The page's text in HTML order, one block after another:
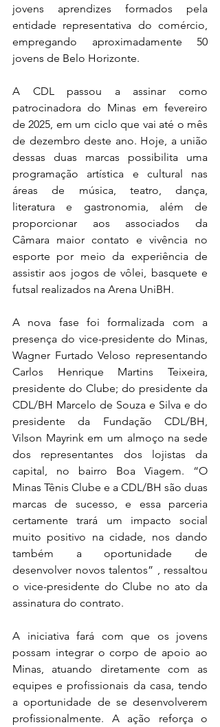
jovens aprendizes formados pela
entidade representativa do comércio,
empregando aproximadamente 50
jovens de Belo Horizonte.
A CDL passou a assinar como
patrocinadora do Minas em fevereiro
de 2025, em um ciclo que vai até o mês
de dezembro deste ano. Hoje, a união
dessas duas marcas possibilita uma
programação artística e cultural nas
áreas de música, teatro, dança,
literatura e gastronomia, além de
proporcionar aos associados da
Câmara maior contato e vivência no
esporte por meio da experiência de
assistir aos jogos de vôlei, basquete e
futsal realizados na Arena UniBH.
A nova fase foi formalizada com a
presença do vice-presidente do Minas,
Wagner Furtado Veloso representando
Carlos Henrique Martins Teixeira,
presidente do Clube; do presidente da
CDL/BH Marcelo de Souza e Silva e do
presidente da Fundação CDL/BH,
Vilson Mayrink em um almoço na sede
dos representantes dos lojistas da
capital, no bairro Boa Viagem. “O
Minas Tênis Clube e a CDL/BH são duas
marcas de sucesso, e essa parceria
certamente trará um impacto social
muito positivo na cidade, nos dando
também a oportunidade de
desenvolver novos talentos” , ressaltou
o vice-presidente do Clube no ato da
assinatura do contrato.
A iniciativa fará com que os jovens
possam integrar o corpo de apoio ao
Minas, atuando diretamente com as
equipes e profissionais da casa, tendo
a oportunidade de se desenvolverem
profissionalmente. A ação reforça o